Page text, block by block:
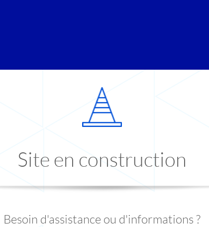
Site en construction
Besoin d'assistance ou d'informations ?